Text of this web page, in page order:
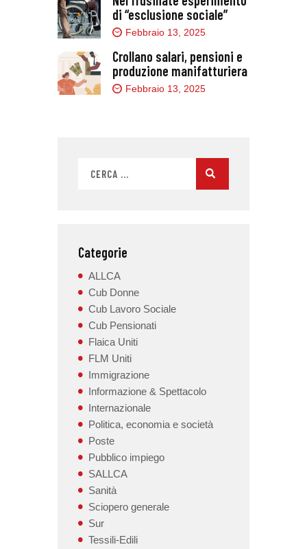
di “esclusione sociale”
Febbraio 13, 2025
Crollano salari, pensioni e
produzione manifatturiera
Febbraio 13, 2025
Categorie
ALLCA
Cub Donne
Cub Lavoro Sociale
Cub Pensionati
Flaica Uniti
FLM Uniti
Immigrazione
Informazione & Spettacolo
Internazionale
Politica, economia e società
Poste
Pubblico impiego
SALLCA
Sanità
Sciopero generale
Sur
Tessili-Edili